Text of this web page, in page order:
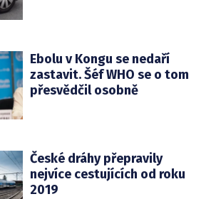
Ebolu v Kongu se nedaří
zastavit. Šéf WHO se o tom
přesvědčil osobně
České dráhy přepravily
nejvíce cestujících od roku
2019